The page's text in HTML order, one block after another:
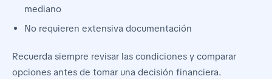
mediano
No requieren extensiva documentación
Recuerda siempre revisar las condiciones y comparar
opciones antes de tomar una decisión financiera.